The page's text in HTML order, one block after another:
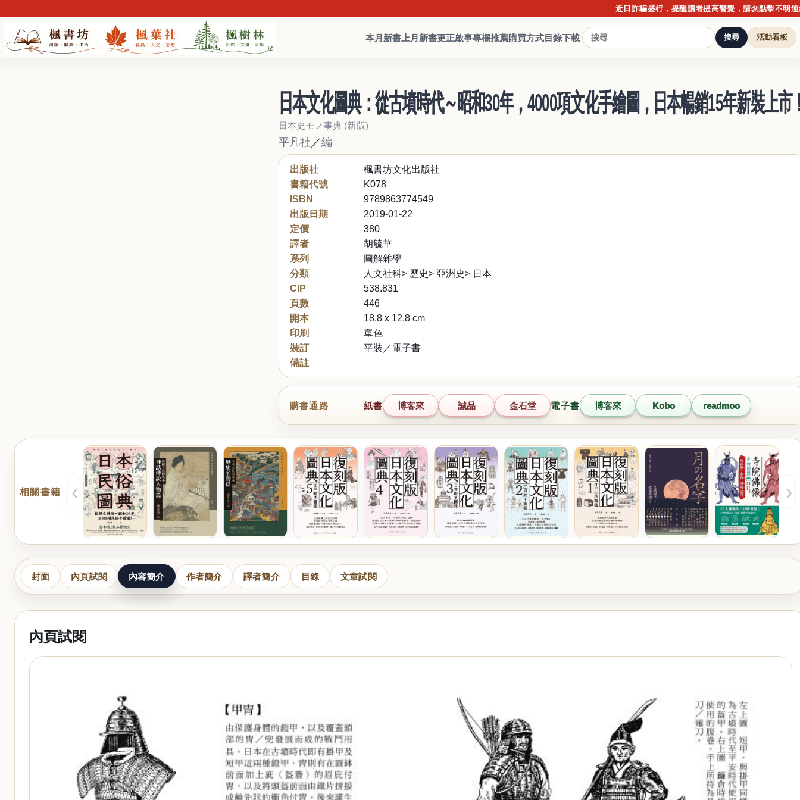
近日詐騙盛行，提醒讀者提高警覺，請勿點擊不明連結或
本月新書 上月新書更正啟事專欄推薦購買方式目錄下載 搜尋 活動看板
日本文化圖典：從古墳時代～昭和30年，4000項文化手繪圖，日本暢銷15年新裝上市
日本史モノ事典 (新版)
平凡社 ／編
出版社
楓書坊文化出版社
書籍代號
K078
ISBN
9789863774549
出版日期
2019-01-22
定價
380
譯者
胡毓華
系列
圖解雜學
分類
人文社科> 歷史> 亞洲史> 日本
CIP
538.831
頁數
446
開本
18.8 x 12.8 cm
印刷
單色
裝訂
平裝／電子書
備註
購書通路 紙書 博客來 誠品 金石堂 電子書 博客來 Kobo readmoo
相關書籍 ‹ ›
封面 內頁試閱 內容簡介 作者簡介 譯者簡介 目錄 文章試閱
內頁試閱